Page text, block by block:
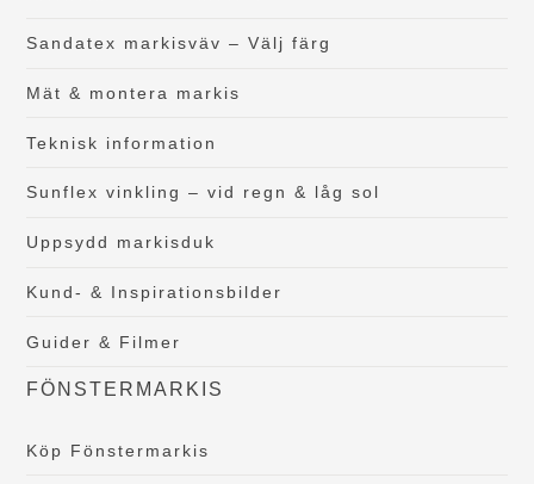
Sandatex markisväv – Välj färg
Mät & montera markis
Teknisk information
Sunflex vinkling – vid regn & låg sol
Uppsydd markisduk
Kund- & Inspirationsbilder
Guider & Filmer
FÖNSTERMARKIS
Köp Fönstermarkis